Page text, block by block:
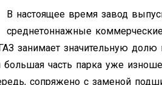
В настоящее время завод
среднетоннажные
занимает значительную долю
часть парка уже
сопряжено с заменой